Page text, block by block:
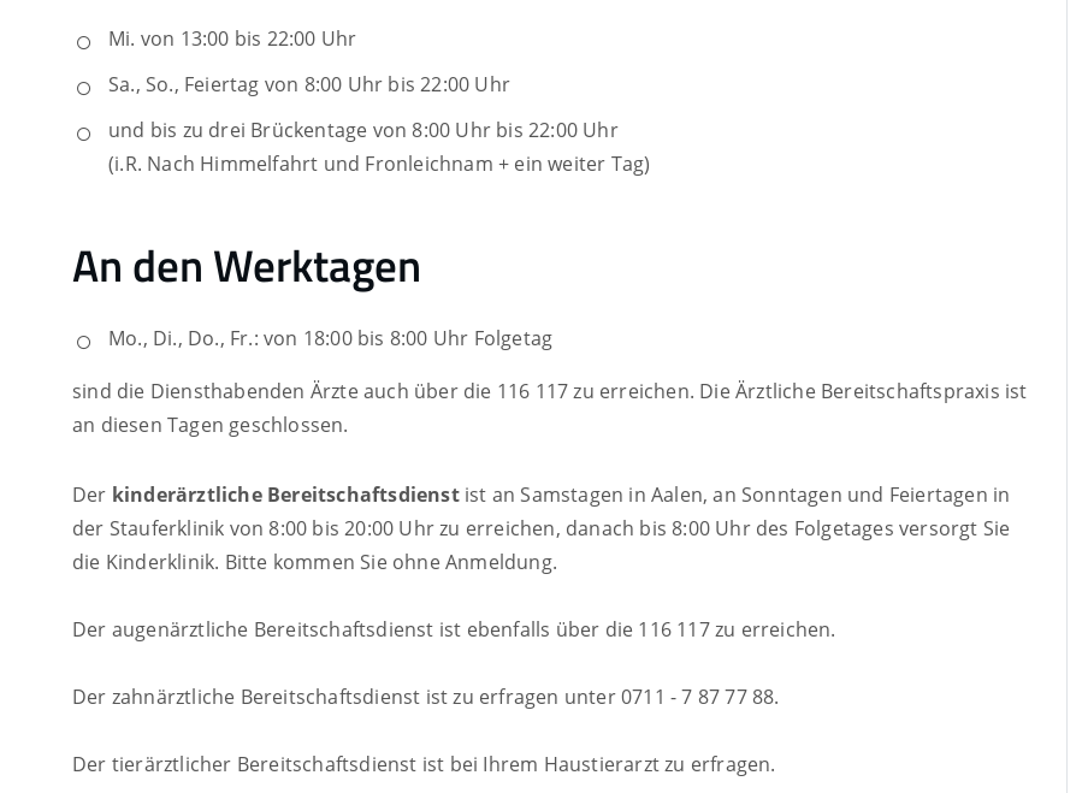
Mi. von 13:00 bis 22:00 Uhr
Sa., So., Feiertag von 8:00 Uhr bis 22:00 Uhr
und bis zu drei Brückentage von 8:00 Uhr bis 22:00 Uhr
(i.R. Nach Himmelfahrt und Fronleichnam + ein weiter Tag)
An den Werktagen
Mo., Di., Do., Fr.: von 18:00 bis 8:00 Uhr Folgetag
sind die Diensthabenden Ärzte auch über die 116 117 zu erreichen. Die Ärztliche Bereitschaftspraxis ist
an diesen Tagen geschlossen.
Der kinderärztliche Bereitschaftsdienst ist an Samstagen in Aalen, an Sonntagen und Feiertagen in
der Stauferklinik von 8:00 bis 20:00 Uhr zu erreichen, danach bis 8:00 Uhr des Folgetages versorgt Sie
die Kinderklinik. Bitte kommen Sie ohne Anmeldung.
Der augenärztliche Bereitschaftsdienst ist ebenfalls über die 116 117 zu erreichen.
Der zahnärztliche Bereitschaftsdienst ist zu erfragen unter 0711 - 7 87 77 88.
Der tierärztlicher Bereitschaftsdienst ist bei Ihrem Haustierarzt zu erfragen.